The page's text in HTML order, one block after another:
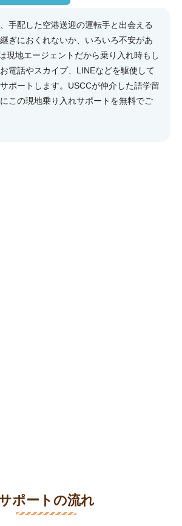
手配した空港送迎の運転手と出会える
ぎにおくれないか、いろいろ不安があ
現地エージェントだから乗り入れ時もし
電話やスカイプ、LINEなどを駆使して
ポートします。USCCが仲介した語学留
この現地乗り入れサポートを無料でご
ポートの流れ